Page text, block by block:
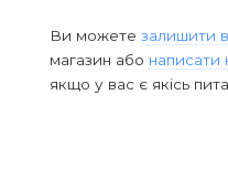
Ви можете залишити
магазин або написати
якщо у вас є якісь